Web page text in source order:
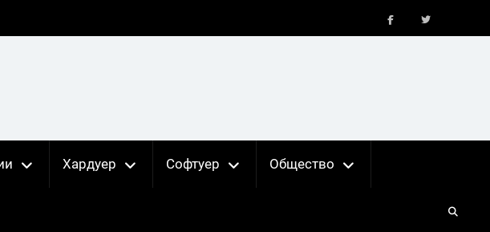
Хардуер Софтуер Общество